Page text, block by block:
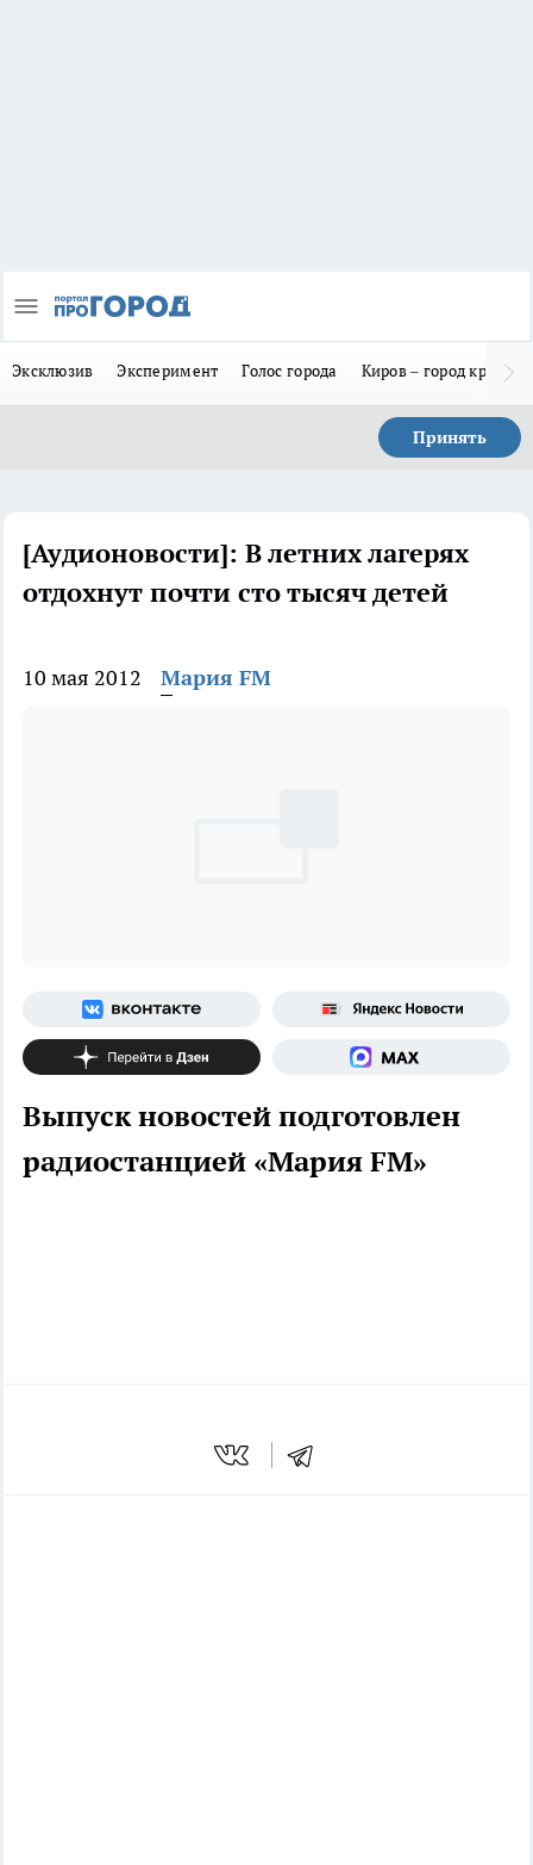
Эксклюзив Эксперимент Голос города Киров – город
Принять
[Аудионовости]: В летних лагерях
отдохнут почти сто тысяч детей
10 мая 2012 Мария FM
Выпуск новостей подготовлен
радиостанцией «Мария FM»